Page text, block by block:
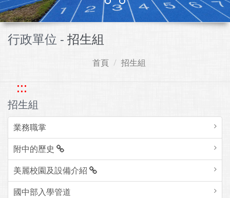
行政單位 - 招生組
首頁 招生組
:::
招生組
業務職掌
附中的歷史
美麗校園及設備介紹
國中部入學管道